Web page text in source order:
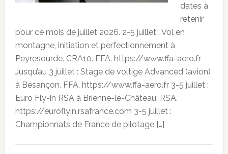
dates à
retenir
pour ce mois de juillet 2026. 2-5 juillet : Vol en
montagne, initiation et perfectionnement à
Peyresourde. CRA10. FFA. https://www.ffa-aero.fr
Jusqu’au 3 juillet : Stage de voltige Advanced (avion)
à Besançon. FFA. https://www.ffa-aero.fr 3-5 juillet :
Euro Fly-in RSA à Brienne-le-Château. RSA.
https://euroflyin.rsafrance.com 3-5 juillet :
Championnats de France de pilotage […]